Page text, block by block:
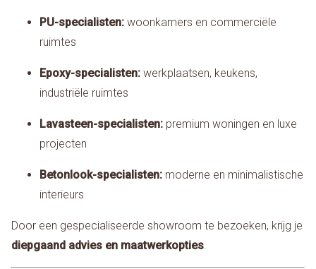
PU-specialisten:woonkamers en commerciële
ruimtes
Epoxy-specialisten:werkplaatsen, keukens,
industriële ruimtes
Lavasteen-specialisten:premium woningen en luxe
projecten
Betonlook-specialisten:moderne en minimalistische
interieurs
Door een gespecialiseerde showroom te bezoeken, krijg je
diepgaand advies en maatwerkopties.